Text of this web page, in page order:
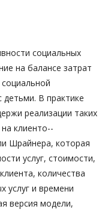
социальных
на балансе затрат
В практике
реализации таких
клиенто-­
Шрайнера, которая
услуг, стоимости,
количества
услуг и времени
версия модели,